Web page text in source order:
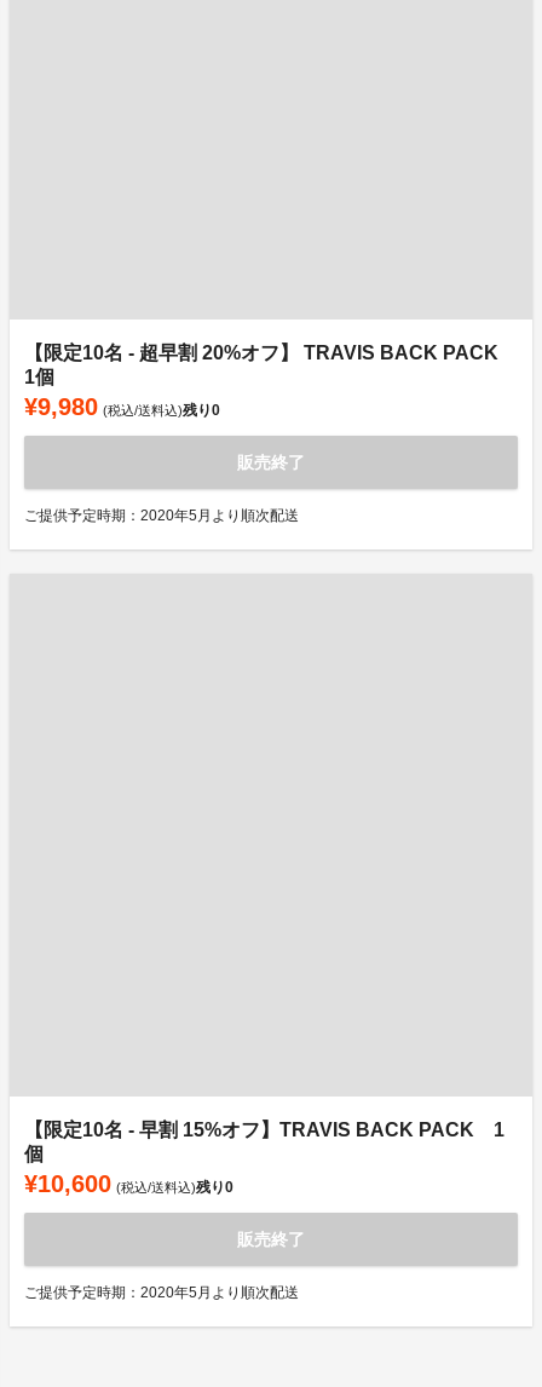
【限定10名 - 超早割 20%オフ】 TRAVIS BACK PACK
1個
¥9,980 (税込/送料込)残り0
販売終了
ご提供予定時期：2020年5月より順次配送
【限定10名 - 早割 15%オフ】TRAVIS BACK PACK 1
個
¥10,600 (税込/送料込)残り0
販売終了
ご提供予定時期：2020年5月より順次配送